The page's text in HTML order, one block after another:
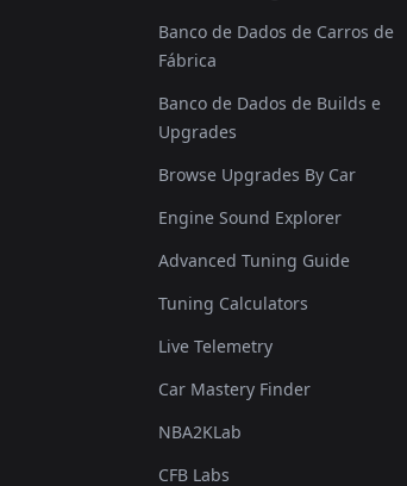
Banco de Dados de Carros de
Fábrica
Banco de Dados de Builds e
Upgrades
Browse Upgrades By Car
Engine Sound Explorer
Advanced Tuning Guide
Tuning Calculators
Live Telemetry
Car Mastery Finder
NBA2KLab
CFB Labs